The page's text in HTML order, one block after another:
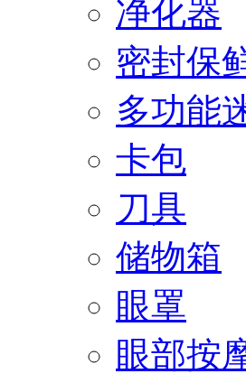
净化器
密封保
多功能
卡包
刀具
储物箱
眼罩
眼部按